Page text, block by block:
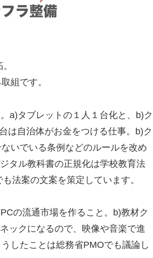
組です。
a)タブレットの１人１台化と、b)ク
は自治体がお金をつける仕事。b)ク
いでいる条例などのルールを改め
タル教科書の正規化は学校教育法
法案の文案を策定しています。
の流通市場を作ること。b)教材ク
ックになるので、映像や音楽で進
したことは総務省PMOでも議論し